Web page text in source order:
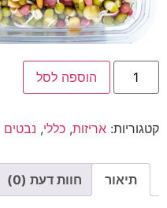
הוספה לסל
קטגוריות: אריזות, כללי, נבטים
תיאור חוות דעת (0)